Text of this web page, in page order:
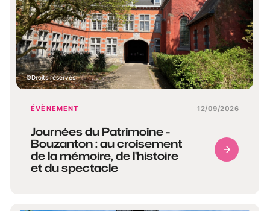
Droits réservés
ÉVÈNEMENT 12/09/2026
Journées du Patrimoine -
Bouzanton : au croisement
de la mémoire, de l'histoire
et du spectacle